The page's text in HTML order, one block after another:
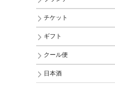
チケット
ギフト
クール便
日本酒